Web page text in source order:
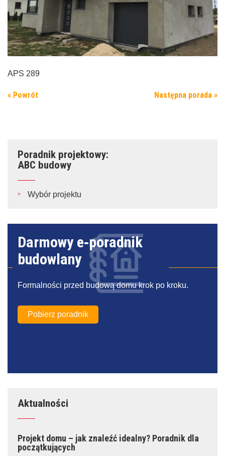
APS 289
« Powrót Następna porada »
Poradnik projektowy:
ABC budowy
Wybór projektu
Darmowy e‑poradnik
budowlany
Formalności przed budową domu krok po kroku.
Pobierz poradnik
Aktualności
Projekt domu – jak znaleźć idealny? Poradnik dla
początkujących